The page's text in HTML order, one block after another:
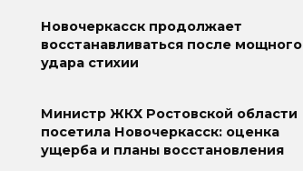
Новочеркасск продолжает
восстанавливаться после мощного
удара стихии
Министр ЖКХ Ростовской области
посетила Новочеркасск: оценка
ущерба и планы восстановления